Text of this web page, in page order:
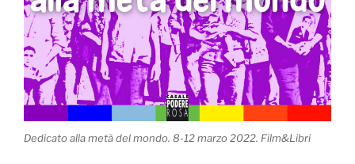
Dedicato alla metà del mondo. 8-12 marzo 2022. Film&Libri